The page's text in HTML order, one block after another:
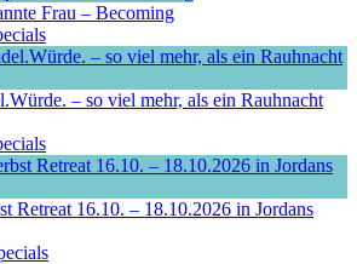
Frau – Becoming
– so viel mehr, als ein Rauhnacht
Retreat 16.10. – 18.10.2026 in Jordans